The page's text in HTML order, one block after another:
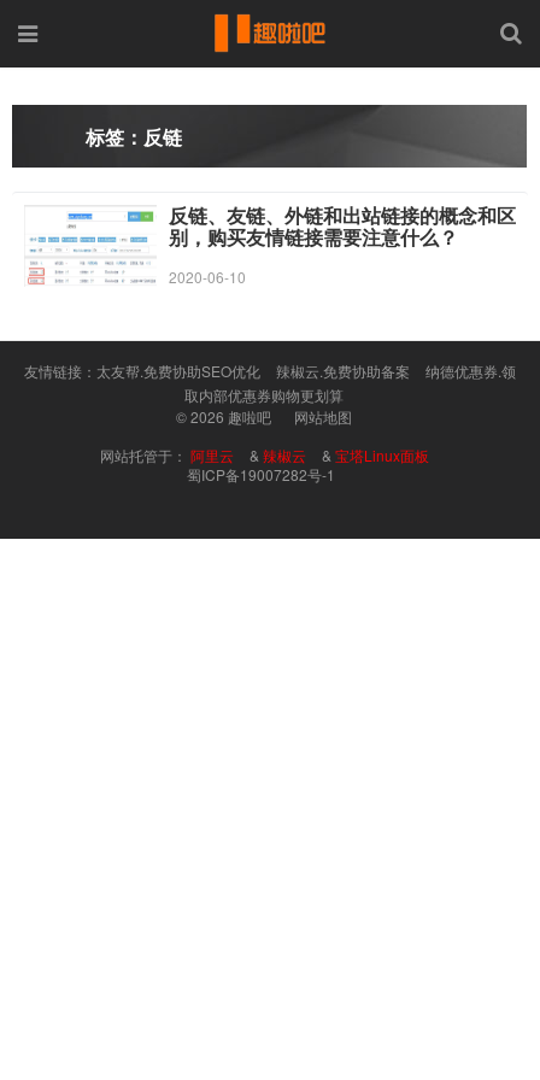
标签：反链
反链、友链、外链和出站链接的概念和区
别，购买友情链接需要注意什么？
2020-06-10
友情链接： 太友帮.免费协助SEO优化 辣椒云.免费协助备案
纳德优惠券.领
取内部优惠券购物更划算
© 2026 趣啦吧
网站地图
网站托管于： 阿里云 & 辣椒云 & 宝塔Linux面板
蜀ICP备19007282号-1